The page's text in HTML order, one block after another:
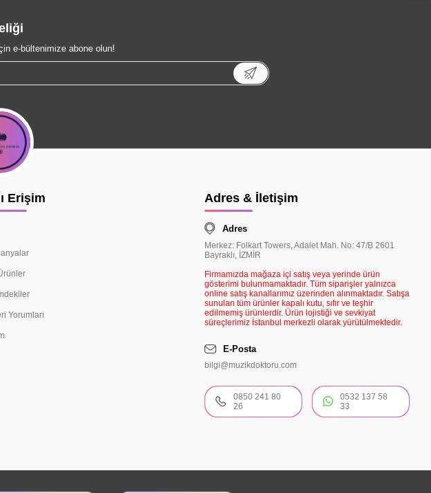
e-bültenimize abone olun!
Erişim
Yorumları
Adres & İletişim
Adres
Merkez: Folkart Towers, Adalet Mah. No: 47/B 2601
Bayraklı, İZMİR
Firmamızda mağaza içi satış veya yerinde ürün
gösterimi bulunmamaktadır. Tüm siparişler yalnızca
online satış kanallarımız üzerinden alınmaktadır. Satışa
sunulan tüm ürünler kapalı kutu, sıfır ve teşhir
edilmemiş ürünlerdir. Ürün lojistiği ve sevkiyat
süreçlerimiz İstanbul merkezli olarak yürütülmektedir.
E-Posta
bilgi@muzikdoktoru.com
0850 241 80
26
0532 137 58
33